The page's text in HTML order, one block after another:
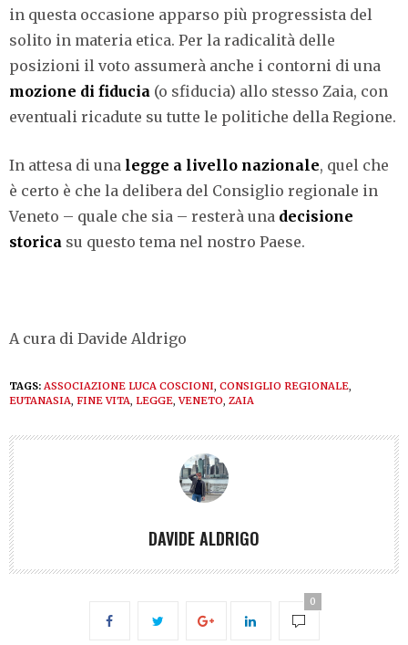
in questa occasione apparso più progressista del
solito in materia etica. Per la radicalità delle
posizioni il voto assumerà anche i contorni di una
mozione di fiducia (o sfiducia) allo stesso Zaia, con
eventuali ricadute su tutte le politiche della Regione.
In attesa di una legge a livello nazionale, quel che
è certo è che la delibera del Consiglio regionale in
Veneto – quale che sia – resterà una decisione
storica su questo tema nel nostro Paese.
A cura di Davide Aldrigo
TAGS: ASSOCIAZIONE LUCA COSCIONI, CONSIGLIO REGIONALE,
EUTANASIA, FINE VITA, LEGGE,VENETO, ZAIA
DAVIDE ALDRIGO
0